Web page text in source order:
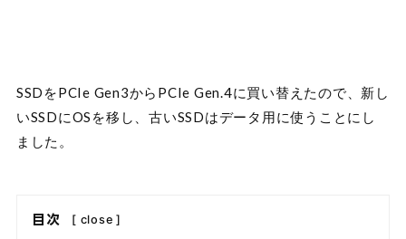
SSDをPCIe Gen3からPCIe Gen.4に買い替えたので、新し
いSSDにOSを移し、古いSSDはデータ用に使うことにし
ました。
目次 [ close ]